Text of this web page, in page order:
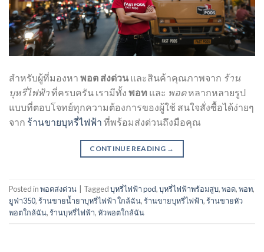
สำหรับผู้ที่มองหา พอต ส่งด่วน และสินค้าคุณภาพจาก ร้าน
บุหรี่ไฟฟ้าที่ครบครัน เรามีทั้ง พอท และ พอดหลากหลายรูป
แบบที่ตอบโจทย์ทุกความต้องการของผู้ใช้ สนใจสั่งซื้อได้ง่ายๆ
จาก ร้านขายบุหรี่ไฟฟ้า ที่พร้อมส่งด่วนถึงมือคุณ
CONTINUE READING →
Posted inพอตส่งด่วน Taggedบุหรี่ไฟฟ้า pod,บุหรี่ไฟฟ้าพร้อมสูบ,พอด,พอท,
ยูฟ่า350,ร้านขายน้ำยาบุหรี่ไฟฟ้า ใกล้ฉัน,ร้านขายบุหรี่ไฟฟ้า,ร้านขายหัว
พอตใกล้ฉัน,ร้านบุหรี่ไฟฟ้า,หัวพอตใกล้ฉัน